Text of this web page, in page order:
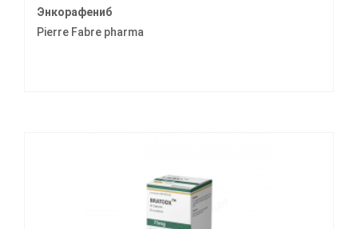
Энкорафениб
Pierre Fabre pharma